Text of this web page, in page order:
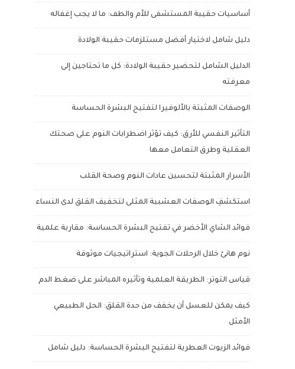
أساسيات حقيبة المستشفى للأم والطف: ما لا يجب إغفاله
دليل شامل لاختيار أفضل مستلزمات حقيبة الولادة
الدليل الشامل لتحضير حقيبة الولادة: كل ما تحتاجين إلى
معرفته
الوصفات المثبتة بالألوفيرا لتفتيح البشرة الحساسة
التأثير النفسي للأرق: كيف تؤثر اضطرابات النوم على صحتك
العقلية وطرق التعامل معها
الأسرار المثبتة لتحسين عادات النوم وصحة القلب
استكشفِ الوصفات العشبية المثلى لتخفيف القلق لدى النساء
فوائد الشاي الأخضر في تفتيح البشرة الحساسة: مقاربة علمية
نوم هانئ خلال الرحلات الجوية: استراتيجيات موثوقة
قياس التوتر: الطريقة العلمية وتأثيره المباشر على ضغط الدم
كيف يمكن للعسل أن يخفف من حدة القلق: الحل الطبيعي
الأمثل
فوائد الزيوت العطرية لتفتيح البشرة الحساسة: دليل شامل